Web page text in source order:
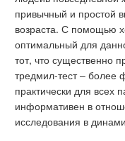
привычный и простой
возраста. С помощью
оптимальный для
тот, что существенно
тредмил-тест – более
практически для всех
информативен в
исследования в